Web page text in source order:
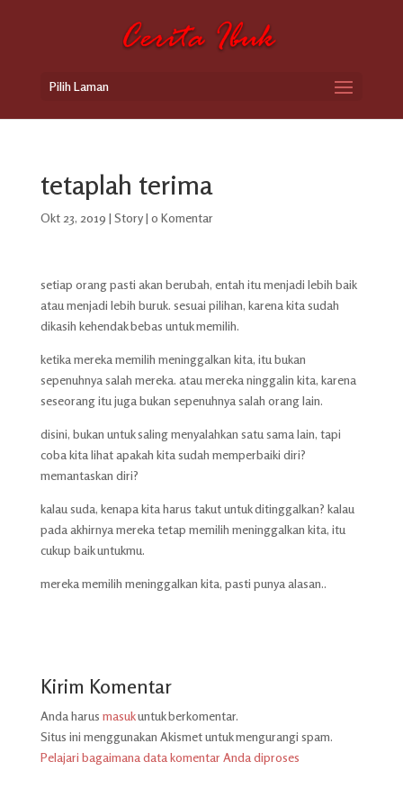
Pilih Laman
tetaplah terima
Okt 23, 2019 | Story| 0 Komentar
setiap orang pasti akan berubah, entah itu menjadi lebih baik
atau menjadi lebih buruk. sesuai pilihan, karena kita sudah
dikasih kehendak bebas untuk memilih.
ketika mereka memilih meninggalkan kita, itu bukan
sepenuhnya salah mereka. atau mereka ninggalin kita, karena
seseorang itu juga bukan sepenuhnya salah orang lain.
disini, bukan untuk saling menyalahkan satu sama lain, tapi
coba kita lihat apakah kita sudah memperbaiki diri?
memantaskan diri?
kalau suda, kenapa kita harus takut untuk ditinggalkan? kalau
pada akhirnya mereka tetap memilih meninggalkan kita, itu
cukup baik untukmu.
mereka memilih meninggalkan kita, pasti punya alasan..
Kirim Komentar
Anda harus masukuntuk berkomentar.
Situs ini menggunakan Akismet untuk mengurangi spam.
Pelajari bagaimana data komentar Anda diproses